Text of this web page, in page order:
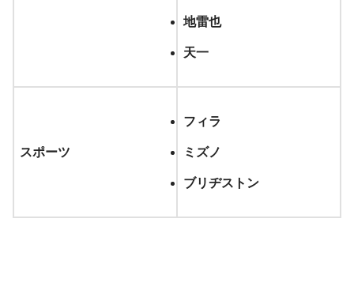
地雷也
天一
スポーツ
フィラ
ミズノ
ブリヂストン